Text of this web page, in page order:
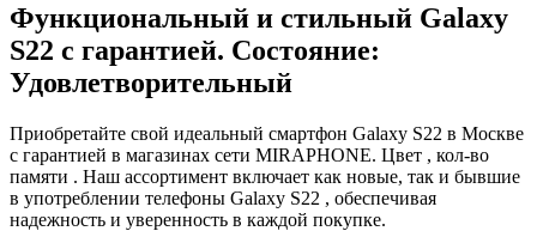
Функциональный и стильный Galaxy
S22 с гарантией. Состояние:
Удовлетворительный
Приобретайте свой идеальный смартфон Galaxy S22 в Москве
с гарантией в магазинах сети MIRAPHONE. Цвет , кол-во
памяти . Наш ассортимент включает как новые, так и бывшие
в употреблении телефоны Galaxy S22 , обеспечивая
надежность и уверенность в каждой покупке.